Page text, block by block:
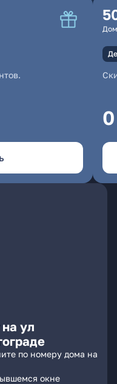
0
ул
по номеру дома на
окне